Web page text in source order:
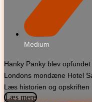
Medium
Hanky Panky blev
Londons mondæne Hotel
Læs historien og opskriften
Læs mere